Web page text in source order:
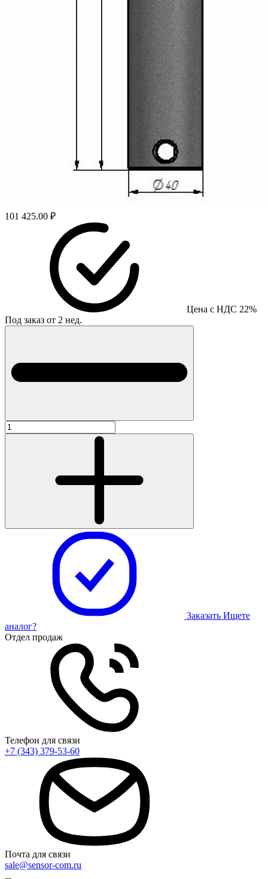
101 425.00 ₽
Цена с НДС 22%
Под заказ от 2 нед.
Заказать Ищете
аналог?
Отдел продаж
Телефон для связи
+7 (343) 379-53-60
Почта для связи
sale@sensor-com.ru